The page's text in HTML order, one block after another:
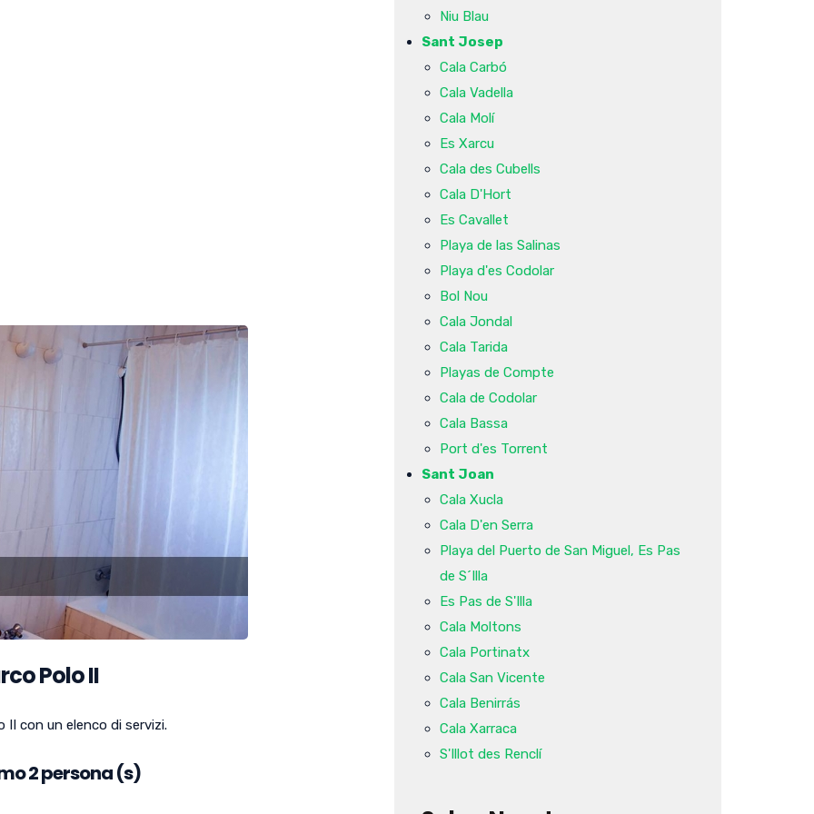
Polo II
II con un elenco di servizi.
2 persona (s)
Niu Blau
Sant Josep
Cala Carbó
Cala Vadella
Cala Molí
Es Xarcu
Cala des Cubells
Cala D'Hort
Es Cavallet
Playa de las Salinas
Playa d'es Codolar
Bol Nou
Cala Jondal
Cala Tarida
Playas de Compte
Cala de Codolar
Cala Bassa
Port d'es Torrent
Sant Joan
Cala Xucla
Cala D'en Serra
Playa del Puerto de San Miguel, Es Pas
de S´Illa
Es Pas de S'Illa
Cala Moltons
Cala Portinatx
Cala San Vicente
Cala Benirrás
Cala Xarraca
S'Illot des Renclí